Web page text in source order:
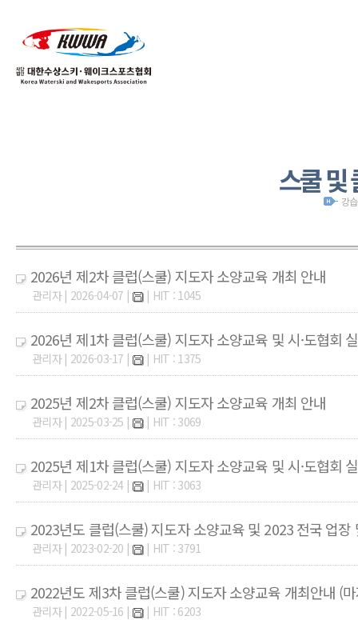
스쿨 및
강
2026년 제2차 클럽(스쿨) 지도자 소양교육 개최 안내
관리자 | 2026-04-07 | | HIT : 1045
2026년 제1차 클럽(스쿨) 지도자 소양교육 및 시·도협회
관리자 | 2026-03-17 | | HIT : 1375
2025년 제2차 클럽(스쿨) 지도자 소양교육 개최 안내
관리자 | 2025-03-25 | | HIT : 3069
2025년 제1차 클럽(스쿨) 지도자 소양교육 및 시·도협회
관리자 | 2025-02-24 | | HIT : 3063
2023년도 클럽(스쿨) 지도자 소양교육 및 2023 전국 업
관리자 | 2023-02-20 | | HIT : 3791
2022년도 제3차 클럽(스쿨) 지도자 소양교육 개최안내 (
관리자 | 2022-05-16 | | HIT : 6203